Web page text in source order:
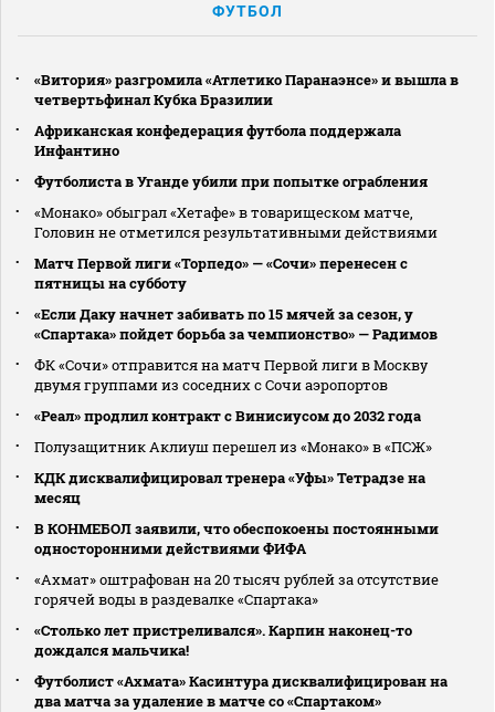
ФУТБОЛ
«Витория» разгромила «Атлетико Паранаэнсе» и вышла в
четвертьфинал Кубка Бразилии
Африканская конфедерация футбола поддержала
Инфантино
Футболиста в Уганде убили при попытке ограбления
«Монако» обыграл «Хетафе» в товарищеском матче,
Головин не отметился результативными действиями
Матч Первой лиги «Торпедо» — «Сочи» перенесен с
пятницы на субботу
«Если Даку начнет забивать по 15 мячей за сезон, у
«Спартака» пойдет борьба за чемпионство» — Радимов
ФК «Сочи» отправится на матч Первой лиги в Москву
двумя группами из соседних с Сочи аэропортов
«Реал» продлил контракт с Винисиусом до 2032 года
Полузащитник Аклиуш перешел из «Монако» в «ПСЖ»
КДК дисквалифицировал тренера «Уфы» Тетрадзе на
месяц
В КОНМЕБОЛ заявили, что обеспокоены постоянными
односторонними действиями ФИФА
«Ахмат» оштрафован на 20 тысяч рублей за отсутствие
горячей воды в раздевалке «Спартака»
«Столько лет пристреливался». Карпин наконец-то
дождался мальчика!
Футболист «Ахмата» Касинтура дисквалифицирован на
два матча за удаление в матче со «Спартаком»